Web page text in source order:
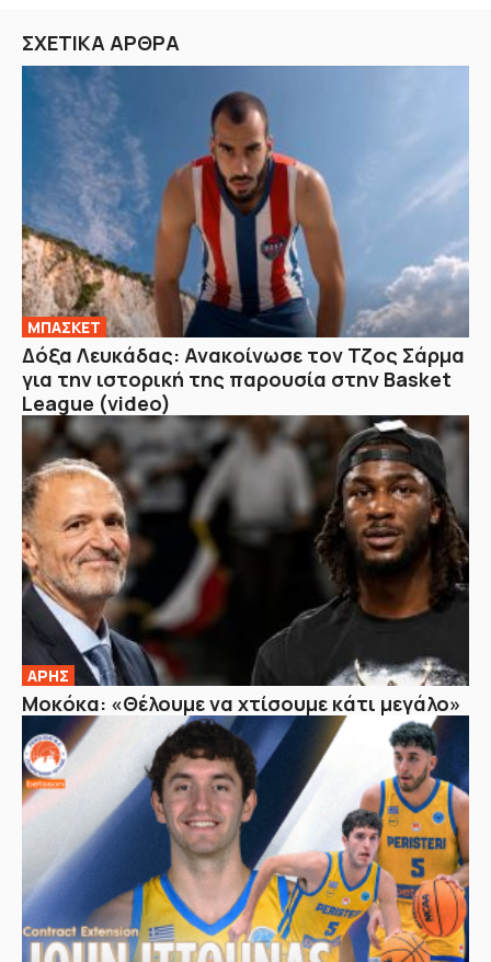
ΣΧΕΤΙΚΑ ΑΡΘΡΑ
ΜΠΑΣΚΕΤ
Δόξα Λευκάδας: Ανακοίνωσε τον Τζος Σάρμα
για την ιστορική της παρουσία στην Basket
League (video)
ΑΡΗΣ
Μοκόκα: «Θέλουμε να χτίσουμε κάτι μεγάλο»